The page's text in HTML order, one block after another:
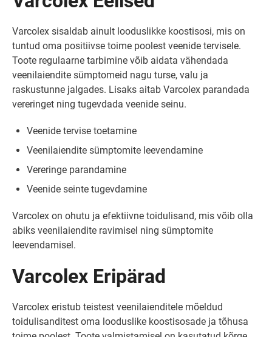
Varcolex sisaldab ainult looduslikke koostisosi, mis on
tuntud oma positiivse toime poolest veenide tervisele.
Toote regulaarne tarbimine võib aidata vähendada
veenilaiendite sümptomeid nagu turse, valu ja
raskustunne jalgades. Lisaks aitab Varcolex parandada
vereringet ning tugevdada veenide seinu.
Veenide tervise toetamine
Veenilaiendite sümptomite leevendamine
Vereringe parandamine
Veenide seinte tugevdamine
Varcolex on ohutu ja efektiivne toidulisand, mis võib olla
abiks veenilaiendite ravimisel ning sümptomite
leevendamisel.
Varcolex Eripärad
Varcolex eristub teistest veenilaienditele mõeldud
toidulisanditest oma looduslike koostisosade ja tõhusa